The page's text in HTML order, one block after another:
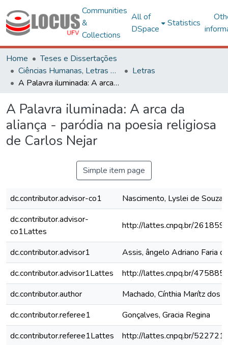
Communities
&
Collections
All of
DSpace
Statistics
Home
Teses e Dissertações
Ciências Humanas, Letras e Artes
Letras
A Palavra iluminada: A arca da aliança - paródia na poesia religiosa de Carlos Nejar
A Palavra iluminada: A arca da
aliança - paródia na poesia religiosa
de Carlos Nejar
Simple item page
dc.contributor.advisor-co1
Nascimento, Lyslei de Souza
dc.contributor.advisor-
co1Lattes
http://lattes.cnpq.br/
dc.contributor.advisor1
Assis, ângelo Adriano Faria
dc.contributor.advisor1Lattes
http://lattes.cnpq.br/
dc.contributor.author
Machado, Cínthia Marítz dos
dc.contributor.referee1
Gonçalves, Gracia Regina
dc.contributor.referee1Lattes
http://lattes.cnpq.br/